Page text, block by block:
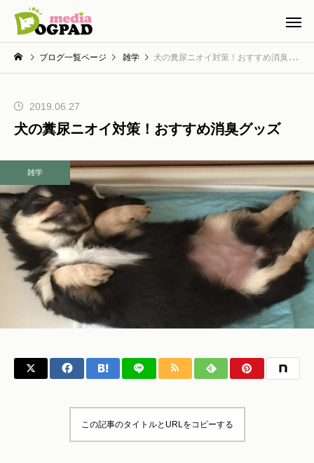
ブログ一覧ページ 雑学 犬の糞尿ニオイ対策！おすすめ消臭グッズ
2019.06.27
犬の糞尿ニオイ対策！おすすめ消臭グッズ
雑学
この記事のタイトルとURLをコピーする